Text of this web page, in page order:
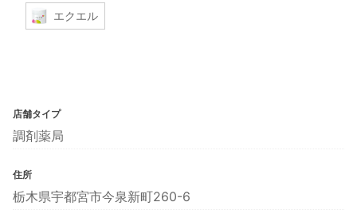
エクエル
店舗タイプ
調剤薬局
住所
栃木県宇都宮市今泉新町260-6